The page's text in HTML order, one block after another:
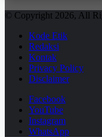
© Copyright 2026, All
Kode Etik
Redaksi
Kontak
Privacy Policy
Disclaimer
Facebook
YouTube
Instagram
WhatsApp